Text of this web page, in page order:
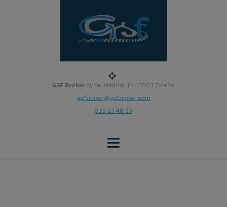
GSF Bróker Avda. Madrid, 14 45003 Toledo
gsfbroker@gsfbroker.com
925 23 48 33